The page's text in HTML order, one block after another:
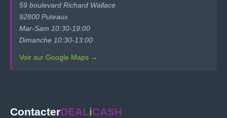
59 boulevard Richard Wallace
92800 Puteaux
Mar-Sam 10:30-19:00
Dimanche 10:30-13:00
Voir sur Google Maps →
ContacterDEALiCASH